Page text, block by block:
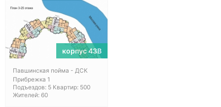
корпус 43В
Павшинская пойма - ДСК
Прибрежка 1
Подъездов: 5 Квартир: 500
Жителей: 60